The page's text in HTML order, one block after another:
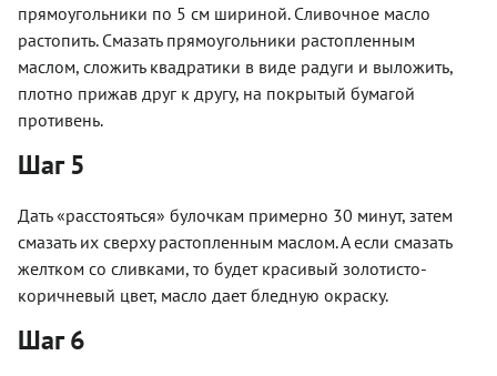
прямоугольники по 5 см шириной. Сливочное масло
растопить. Смазать прямоугольники растопленным
маслом, сложить квадратики в виде радуги и выложить,
плотно прижав друг к другу, на покрытый бумагой
противень.
Шаг 5
Дать «расстояться» булочкам примерно 30 минут, затем
смазать их сверху растопленным маслом. А если смазать
желтком со сливками, то будет красивый золотисто-
коричневый цвет, масло дает бледную окраску.
Шаг 6